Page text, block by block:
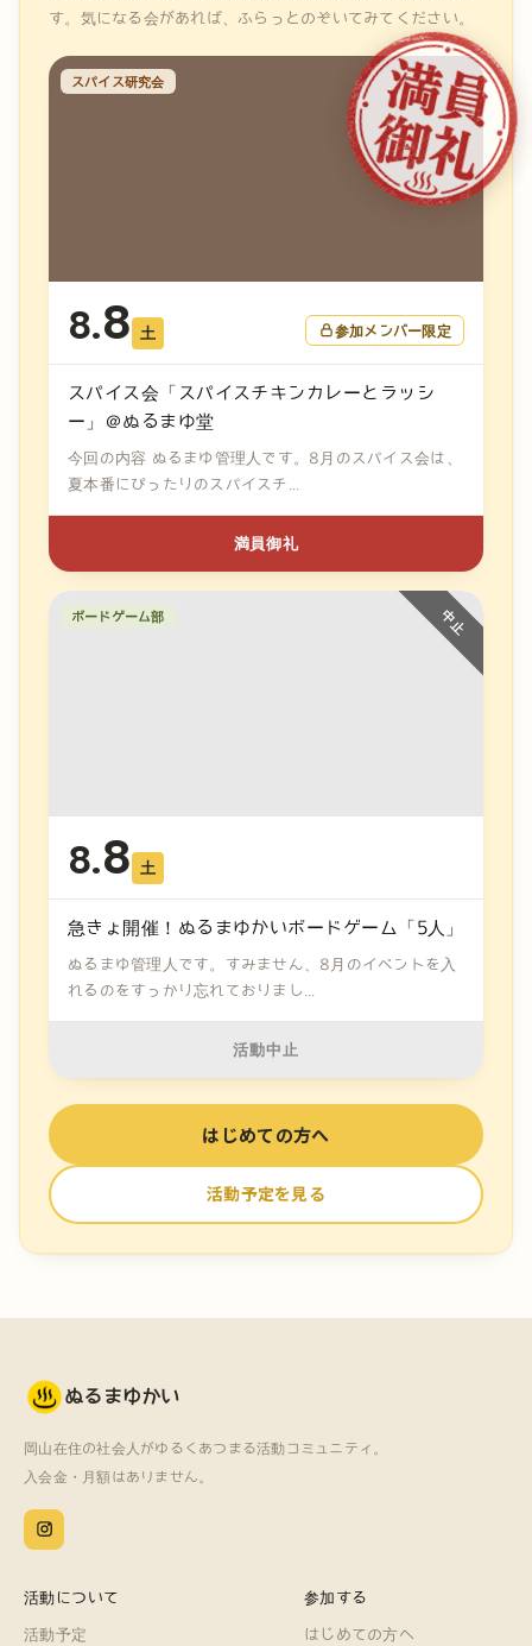
す。気になる会があれば、ふらっとのぞいてみてください。
スパイス研究会
8.8 土 参加メンバー限定
スパイス会「スパイスチキンカレーとラッシ
ー」＠ぬるまゆ堂
今回の内容 ぬるまゆ管理人です。8月のスパイス会は、
夏本番にぴったりのスパイスチ...
満員御礼
ボードゲーム部
8.8 土
急きょ開催！ぬるまゆかいボードゲーム「5人」
ぬるまゆ管理人です。すみません、8月のイベントを入
れるのをすっかり忘れておりまし...
活動中止
はじめての方へ
活動予定を見る
ぬるまゆかい
岡山在住の社会人がゆるくあつまる活動コミュニティ。
入会金・月額はありません。
活動について
活動予定
参加する
はじめての方へ